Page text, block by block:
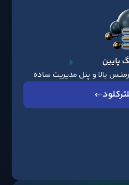
پایین
بالا و پنل مدیریت ساده